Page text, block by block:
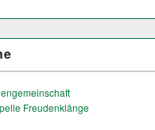
Freudenklänge